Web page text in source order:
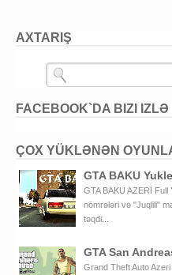
AXTARIŞ
FACEBOOK`DA BIZI IZLƏ
ÇOX YÜKLƏNƏN
GTA BAKU Yukle
GTA BAKU AZERİ
nömrələri və "Juqlili"
təqdi...
GTA San
Grand Theft Auto